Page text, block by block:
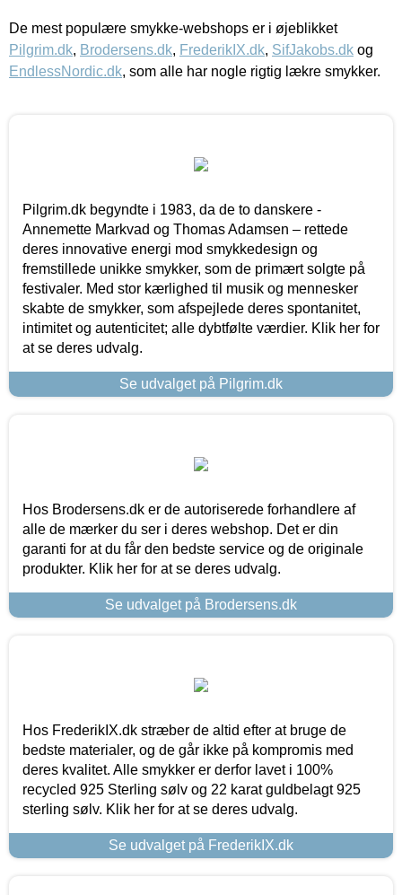
De mest populære smykke-webshops er i øjeblikket
Pilgrim.dk, Brodersens.dk, FrederikIX.dk, SifJakobs.dk og
EndlessNordic.dk, som alle har nogle rigtig lækre smykker.
Pilgrim.dk begyndte i 1983, da de to danskere -
Annemette Markvad og Thomas Adamsen – rettede
deres innovative energi mod smykkedesign og
fremstillede unikke smykker, som de primært solgte på
festivaler. Med stor kærlighed til musik og mennesker
skabte de smykker, som afspejlede deres spontanitet,
intimitet og autenticitet; alle dybtfølte værdier. Klik her for
at se deres udvalg.
Se udvalget på Pilgrim.dk
Hos Brodersens.dk er de autoriserede forhandlere af
alle de mærker du ser i deres webshop. Det er din
garanti for at du får den bedste service og de originale
produkter. Klik her for at se deres udvalg.
Se udvalget på Brodersens.dk
Hos FrederikIX.dk stræber de altid efter at bruge de
bedste materialer, og de går ikke på kompromis med
deres kvalitet. Alle smykker er derfor lavet i 100%
recycled 925 Sterling sølv og 22 karat guldbelagt 925
sterling sølv. Klik her for at se deres udvalg.
Se udvalget på FrederikIX.dk